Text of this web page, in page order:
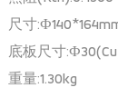
尺寸
底板尺寸
重量:1.30kg